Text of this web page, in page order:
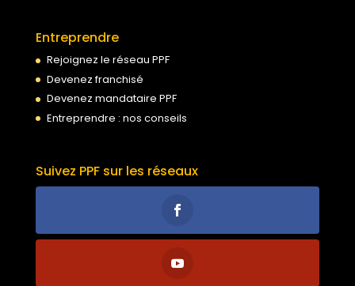
Entreprendre
Rejoignez le réseau PPF
Devenez franchisé
Devenez mandataire PPF
Entreprendre : nos conseils
Suivez PPF sur les réseaux